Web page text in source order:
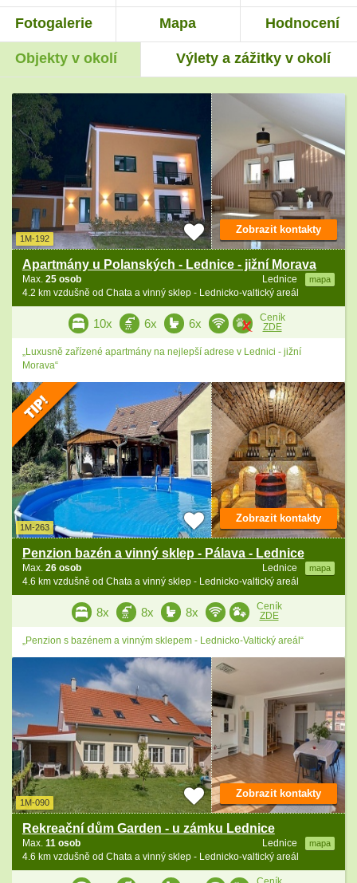
Fotogalerie Mapa Hodnocení
Objekty v okolí Výlety a zážitky v okolí
1M-192
Apartmány u Polanských - Lednice - jižní Morava
Lednice mapa
Max. 25 osob
4.2 km vzdušně od Chata a vinný sklep - Lednicko-valtický areál
Zobrazit kontakty
10x 6x 6x
Ceník
ZDE
„Luxusně zařízené apartmány na nejlepší adrese v Lednici - jižní
Morava“
1M-263
Penzion bazén a vinný sklep - Pálava - Lednice
Lednice mapa
Max. 26 osob
4.6 km vzdušně od Chata a vinný sklep - Lednicko-valtický areál
Zobrazit kontakty
8x 8x 8x
Ceník
ZDE
„Penzion s bazénem a vinným sklepem - Lednicko-Valtický areál“
1M-090
Rekreační dům Garden - u zámku Lednice
Lednice mapa
Max. 11 osob
4.6 km vzdušně od Chata a vinný sklep - Lednicko-valtický areál
Zobrazit kontakty